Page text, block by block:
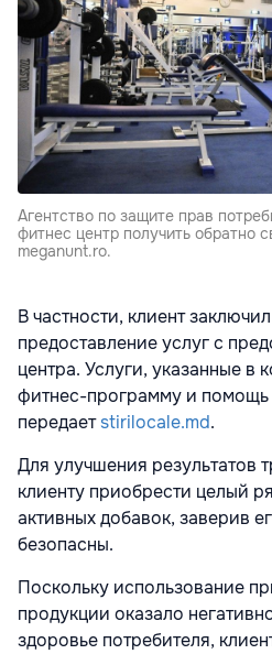
Агентство по защите прав
фитнес центр получить обратно
meganunt.ro.
В частности, клиент
предоставление услуг с
центра. Услуги, указанные в
фитнес-программу и помощь
передаетstirilocale.md.
Для улучшения результатов
клиенту приобрести целый
активных добавок, заверив
безопасны.
Поскольку использование
продукции оказало
здоровье потребителя,